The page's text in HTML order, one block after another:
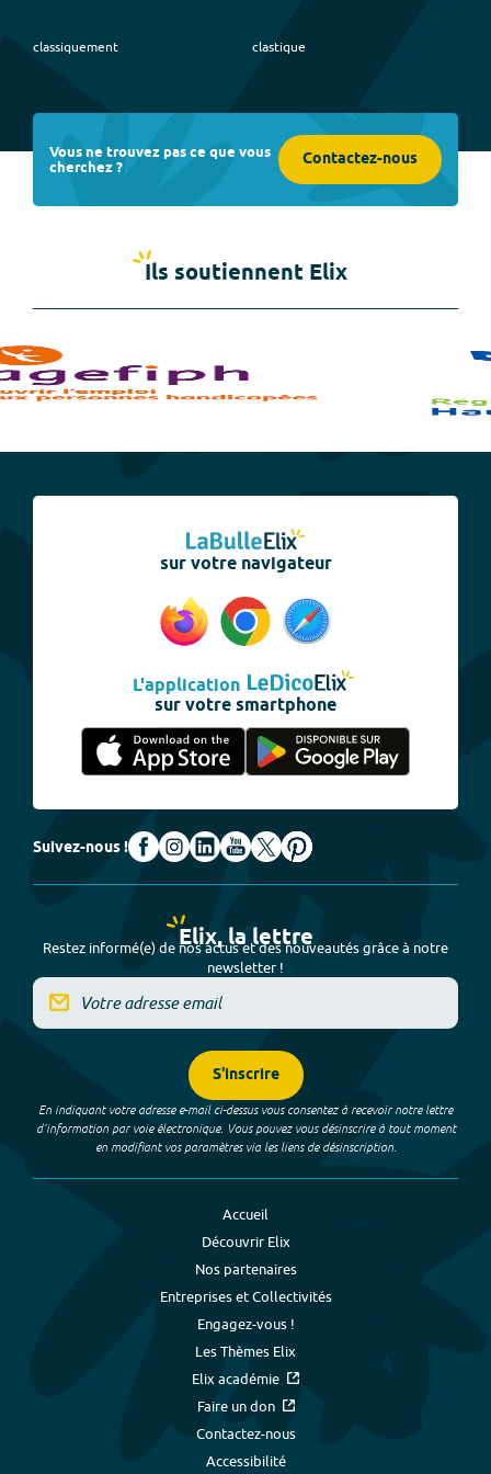
classiquement clastique
Vous ne trouvez pas ce que vous
cherchez ? Contactez-nous
Ils soutiennent Elix
sur votre navigateur
L'application
sur votre smartphone
Suivez-nous !
Elix, la lettre
Restez informé(e) de nos actus et des nouveautés grâce à notre
newsletter !
S'inscrire
En indiquant votre adresse e-mail ci-dessus vous consentez à recevoir notre lettre
d’information par voie électronique. Vous pouvez vous désinscrire à tout moment
en modifiant vos paramètres via les liens de désinscription.
Accueil
Découvrir Elix
Nos partenaires
Entreprises et Collectivités
Engagez-vous !
Les Thèmes Elix
Elix académie
Faire un don
Contactez-nous
Accessibilité